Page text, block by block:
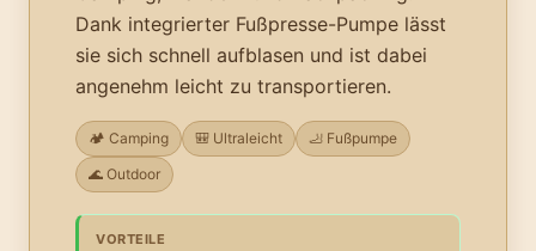
Dank integrierter Fußpresse-Pumpe lässt
sie sich schnell aufblasen und ist dabei
angenehm leicht zu transportieren.
🏕️ Camping 🎒 Ultraleicht
🦶 Fußpumpe
🌊 Outdoor
VORTEILE